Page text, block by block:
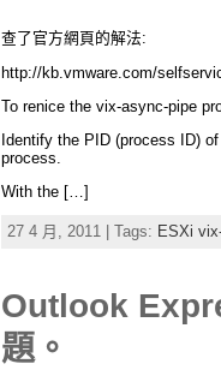
查了官方網頁的解法:
http://kb.vmware.com/
To renice the vix-async-pipe
Identify the PID (process ID)
process.
With the […]
27 4 月, 2011 | Tags: ESXi
Outlook
題。